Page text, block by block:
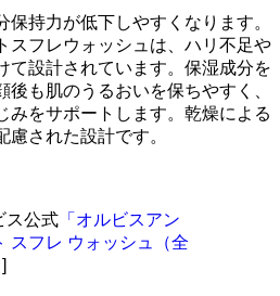
持力が低下しやすくなります。
スフレウォッシュは、ハリ不足や
て設計されています。保湿成分を
も肌のうるおいを保ちやすく、
みをサポートします。乾燥による
された設計です。
ス公式 「オルビスアン
スフレ ウォッシュ（全
]